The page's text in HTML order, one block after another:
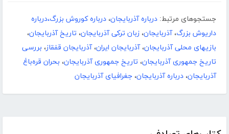
جستجوهای مرتبط: درباره آذربایجان، درباره کوروش بزرگ،درباره
داریوش بزرگ،آذربایجان، زبان ترکی آذربایجان، تاریخ آذربایجان،
بازیهای محلی آذربایجان،آذربایجان ایران،آذربایجان قفقاز، بررسی
تاریخ جمهوری آذربایجان، تاریخ جمهوری آذربایجان، بحران قره‌باغ
آذربایجان، درباره آذربایجان، جغرافیای آذربایجان